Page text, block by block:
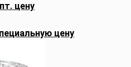
цену
цену